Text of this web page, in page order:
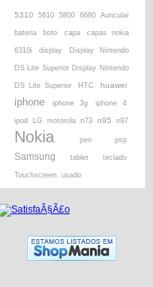
5310 5610 5800 6680 Auricular
bateria boto capa capas nokia
6310i display Display Nintendo
DS Lite Superior Display Nintendo
DS Lite Superior HTC huawei
iphone iphone 3g iphone 4
ipod LG motorola n73 n95 n97
Nokia pen psp
Samsung tablet teclado
Touchscreen usado